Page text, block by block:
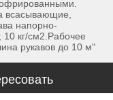
всасывающие,
напорно-
кг/см2.Рабочее
рукавов до 10 м"